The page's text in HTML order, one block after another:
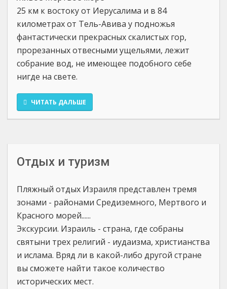
25 км к востоку от Иерусалима и в 84
километрах от Тель-Авива у подножья
фантастически прекрасных скалистых гор,
прорезанных отвесными ущельями, лежит
собрание вод, не имеющее подобного себе
нигде на свете.
ЧИТАТЬ ДАЛЬШЕ
Отдых и туризм
Пляжный отдых Израиля представлен тремя
зонами - районами Средиземного, Мертвого и
Красного морей......
Экскурсии. Израиль - страна, где собраны
святыни трех религий - иудаизма, христианства
и ислама. Вряд ли в какой-либо другой стране
вы сможете найти такое количество
исторических мест.